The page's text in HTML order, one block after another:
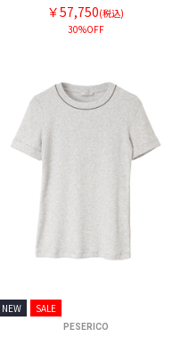
￥57,750(税込)
30%OFF
NEW SALE
PESERICO